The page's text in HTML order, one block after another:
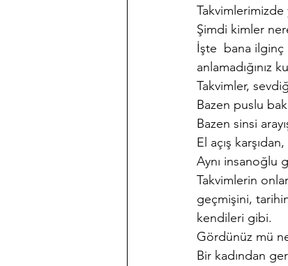
Takvimlerimizde
Şimdi kimler
İşte  bana
anlamadığınız
Takvimler,
Bazen puslu
Bazen sinsi
El açış
Aynı insanoğlu
Takvimlerin
geçmişini,
kendileri gibi.
Gördünüz mü
Bir kadından